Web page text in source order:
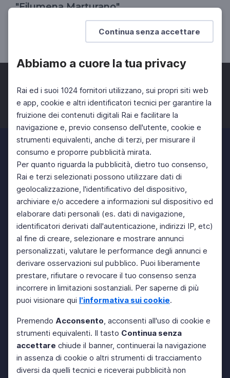
Continua senza accettare
Abbiamo a cuore la tua privacy
Rai ed i suoi 1024 fornitori utilizzano, sui propri siti web
e app, cookie e altri identificatori tecnici per garantire la
fruizione dei contenuti digitali Rai e facilitare la
navigazione e, previo consenso dell'utente, cookie e
strumenti equivalenti, anche di terzi, per misurare il
consumo e proporre pubblicità mirata.
Per quanto riguarda la pubblicità, dietro tuo consenso,
Rai e terzi selezionati possono utilizzare dati di
geolocalizzazione, l'identificativo del dispositivo,
archiviare e/o accedere a informazioni sul dispositivo ed
elaborare dati personali (es. dati di navigazione,
identificatori derivati dall'autenticazione, indirizzi IP, etc)
al fine di creare, selezionare e mostrare annunci
personalizzati, valutare le performance degli annunci e
derivare osservazioni sul pubblico. Puoi liberamente
prestare, rifiutare o revocare il tuo consenso senza
incorrere in limitazioni sostanziali. Per saperne di più
puoi visionare qui l'informativa sui cookie.
Premendo Acconsento, acconsenti all'uso di cookie e
strumenti equivalenti. Il tasto Continua senza
accettare chiude il banner, continuerai la navigazione
in assenza di cookie o altri strumenti di tracciamento
diversi da quelli tecnici e riceverai pubblicità non
"Filumena Marturano"
La grande lezione di Eduardo
SCUOLA SECONDARIA 2°
Facebook Twitter Instagram